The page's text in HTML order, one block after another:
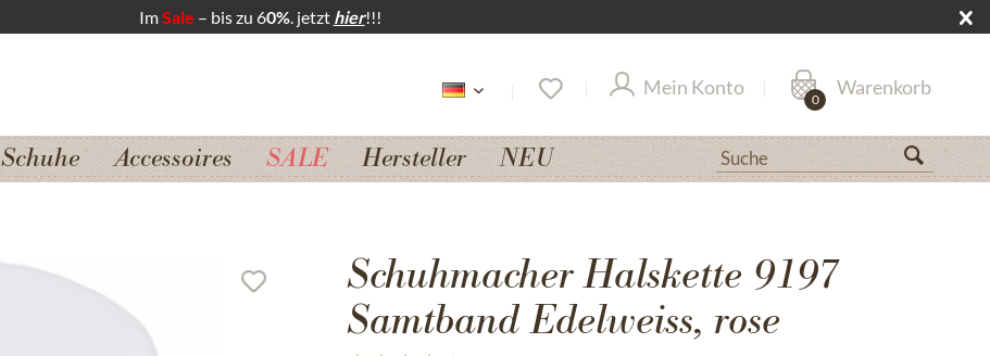
ImSale – bis zu 60%. jetzt hier!!!
Mein Konto Warenkorb
0
Schuhe Accessoires SALE Hersteller NEU
Schuhmacher Halskette 9197
Samtband Edelweiss, rose